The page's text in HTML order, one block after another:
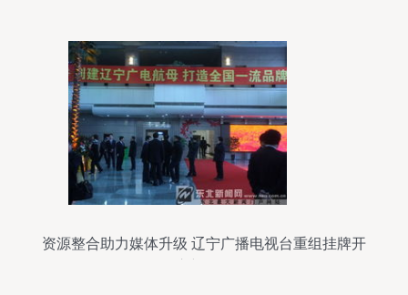
资源整合助力媒体升级 辽宁广播电视台重组挂牌开